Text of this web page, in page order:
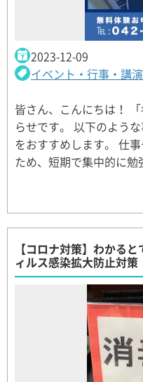
2023-12-09
イベント・行事・講
皆さん、こんにちは！
らせです。 以下のよう
をおすすめします。 仕
ため、短期で集中的に
【コロナ対策】わかる
ィルス感染拡大防止対策